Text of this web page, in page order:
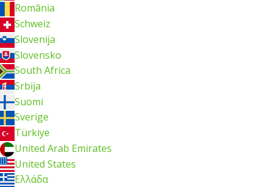
România
Schweiz
Slovenija
Slovensko
South Africa
Srbija
Suomi
Sverige
Türkiye
United Arab Emirates
United States
Ελλάδα